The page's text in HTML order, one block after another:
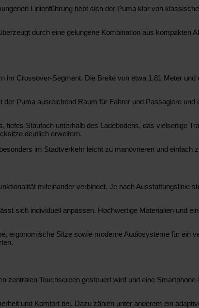
Linienführung hebt sich der Puma klar von
durch eine gelungene Kombination aus kompakten
Crossover-Segment. Die Breite von etwa 1,81 Meter
Puma ausreichend Raum für Fahrer und Passagiere
Staufach unterhalb des Ladebodens, das vielseitige
deutlich erweitern.
im Stadtverkehr leicht zu manövrieren und einfach
miteinander verbindet. Je nach Ausstattungslinie
sich individuell anpassen. Hochwertige Materialien und
ergonomische Sitze sowie moderne Audiosysteme für ein
Touchscreen gesteuert wird und eine
und Komfort bei. Dazu zählen unter anderem ein